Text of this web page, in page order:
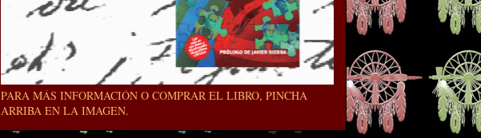
PARA MÁS INFORMACIÓN O COMPRAR EL LIBRO, PINCHA
ARRIBA EN LA IMAGEN.